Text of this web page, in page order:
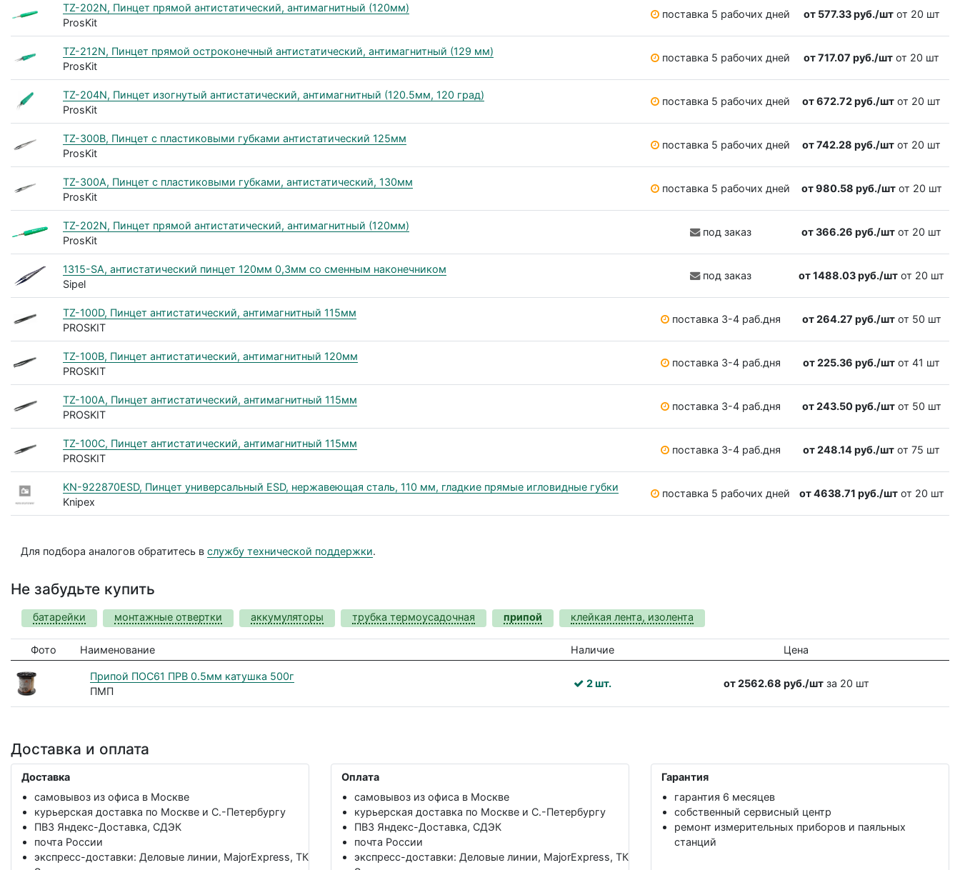
TZ-202N, Пинцет прямой антистатический, антимагнитный (120мм)
ProsKit
поставка 5 рабочих дней от 577.33 руб./штот 20 шт
TZ-212N, Пинцет прямой остроконечный антистатический, антимагнитный (129 мм)
ProsKit
поставка 5 рабочих дней от 717.07 руб./шт от 20 шт
TZ-204N, Пинцет изогнутый антистатический, антимагнитный (120.5мм, 120 град)
ProsKit
поставка 5 рабочих дней от 672.72 руб./шт от 20 шт
TZ-300B, Пинцет с пластиковыми губками антистатический 125мм
ProsKit
поставка 5 рабочих дней от 742.28 руб./шт от 20 шт
TZ-300A, Пинцет с пластиковыми губками, антистатический, 130мм
ProsKit
поставка 5 рабочих дней от 980.58 руб./штот 20 шт
TZ-202N, Пинцет прямой антистатический, антимагнитный (120мм)
ProsKit
под заказ от 366.26 руб./шт от 20 шт
1315-SA, антистатический пинцет 120мм 0,3мм со сменным наконечником
Sipel
под заказ от 1488.03 руб./шт от 20 шт
TZ-100D, Пинцет антистатический, антимагнитный 115мм
PROSKIT
поставка 3-4 раб.дня от 264.27 руб./штот 50 шт
TZ-100B, Пинцет антистатический, антимагнитный 120мм
PROSKIT
поставка 3-4 раб.дня от 225.36 руб./шт от 41 шт
TZ-100A, Пинцет антистатический, антимагнитный 115мм
PROSKIT
поставка 3-4 раб.дня от 243.50 руб./штот 50 шт
TZ-100C, Пинцет антистатический, антимагнитный 115мм
PROSKIT
поставка 3-4 раб.дня от 248.14 руб./шт от 75 шт
KN-922870ESD, Пинцет универсальный ESD, нержавеющая сталь, 110 мм, гладкие прямые игловидные губки
Knipex
поставка 5 рабочих дней от 4638.71 руб./штот 20 шт
Для подбора аналогов обратитесь вслужбу технической поддержки.
Не забудьте купить
батарейки монтажные отвертки аккумуляторы трубка термоусадочная припой клейкая лента, изолента
Фото Наименование Наличие Цена
Припой ПОС61 ПРВ 0.5мм катушка 500г
ПМП
2 шт. от 2562.68 руб./штза 20 шт
Доставка и оплата
Доставка
самовывоз из офиса в Москве
курьерская доставка по Москве и С.-Петербургу
ПВЗ Яндекс-Доставка, СДЭК
почта России
экспресс-доставки: Деловые линии, MajorExpress, ТК
Оплата
самовывоз из офиса в Москве
курьерская доставка по Москве и С.-Петербургу
ПВЗ Яндекс-Доставка, СДЭК
почта России
экспресс-доставки: Деловые линии, MajorExpress, ТК
Гарантия
гарантия 6 месяцев
собственный сервисный центр
ремонт измерительных приборов и паяльных
станций